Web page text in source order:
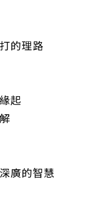
的理路
起
廣的智慧